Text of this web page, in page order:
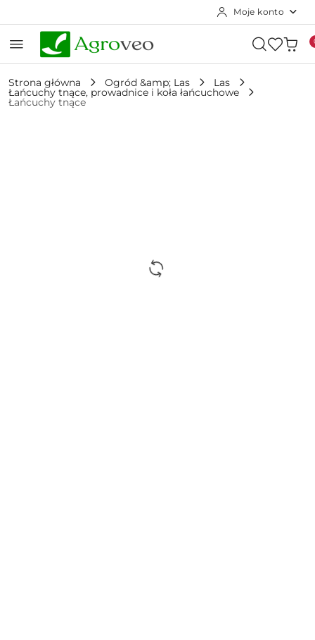
Moje konto
Strona główna Ogród &amp; Las Las
Łańcuchy tnące, prowadnice i koła łańcuchowe
Łańcuchy tnące